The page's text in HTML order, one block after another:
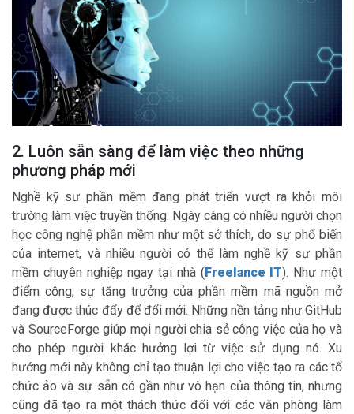
2. Luôn sẵn sàng để làm việc theo những
phương pháp mới
Nghề kỹ sư phần mềm đang phát triển vượt ra khỏi môi
trường làm việc truyền thống. Ngày càng có nhiều người chọn
học công nghệ phần mềm như một sở thích, do sự phổ biến
của internet, và nhiều người có thể làm nghề kỹ sư phần
mềm chuyên nghiệp ngay tại nhà (Freelance IT). Như một
điểm cộng, sự tăng trưởng của phần mềm mã nguồn mở
đang được thúc đẩy để đổi mới. Những nền tảng như GitHub
và SourceForge giúp mọi người chia sẻ công việc của họ và
cho phép người khác hưởng lợi từ việc sử dụng nó. Xu
hướng mới này không chỉ tạo thuận lợi cho việc tạo ra các tổ
chức ảo và sự sẵn có gần như vô hạn của thông tin, nhưng
cũng đã tạo ra một thách thức đối với các văn phòng làm